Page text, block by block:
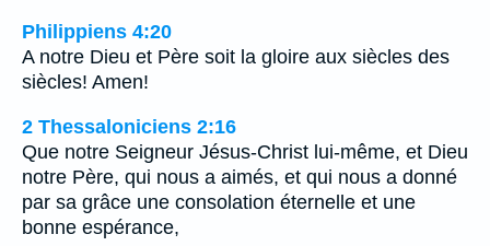
Philippiens 4:20
A notre Dieu et Père soit la gloire aux siècles des
siècles! Amen!
2 Thessaloniciens 2:16
Que notre Seigneur Jésus-Christ lui-même, et Dieu
notre Père, qui nous a aimés, et qui nous a donné
par sa grâce une consolation éternelle et une
bonne espérance,